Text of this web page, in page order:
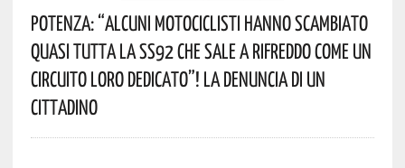
Potenza: “alcuni Motociclisti Hanno Scambiato
Quasi Tutta La SS92 Che Sale A Rifreddo Come Un
Circuito Loro Dedicato”! La Denuncia Di Un
Cittadino